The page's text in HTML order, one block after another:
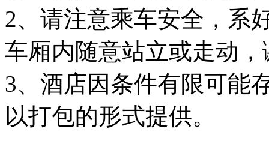
2、请注意乘车安全，系
车厢内随意站立或走动，
3、酒店因条件有限可能
以打包的形式提供。